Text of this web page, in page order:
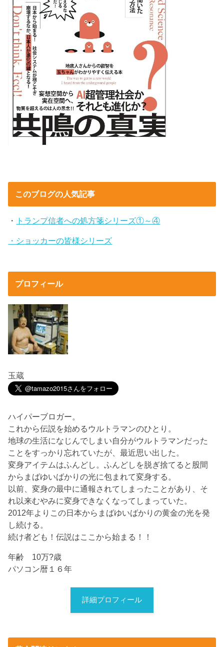
このブログの人気記事
・ トランプ信者への処方箋シリーズ①～④
・ショッカーの皆様シリーズ
プロフィール
玉蔵
ハイパーブロガー。
これから伝説を始めるウルトラマンのひとり。
地球の生活になじんでしまい自分がウルトラマンだった
ことをすっかり忘れていたが、最近思い出した。
変身アイテムはふんどし。ふんどしを脱ぎ捨てると股間
からまばゆいばかりの光に包まれて変身する。
以前、変身の最中に通報されてしまったことがあり、そ
れ以来むやみに変身できなくなってしまっていた。
2012年よりこの日本からまばゆいばかりの黄金の光を発
し続ける。
続け者ども！伝説はここから始まる！！
年齢 10万?歳
パソコン暦１６年
詳細プロフィール